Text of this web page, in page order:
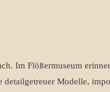
Im Flößermuseum
detailgetreuer Modelle,